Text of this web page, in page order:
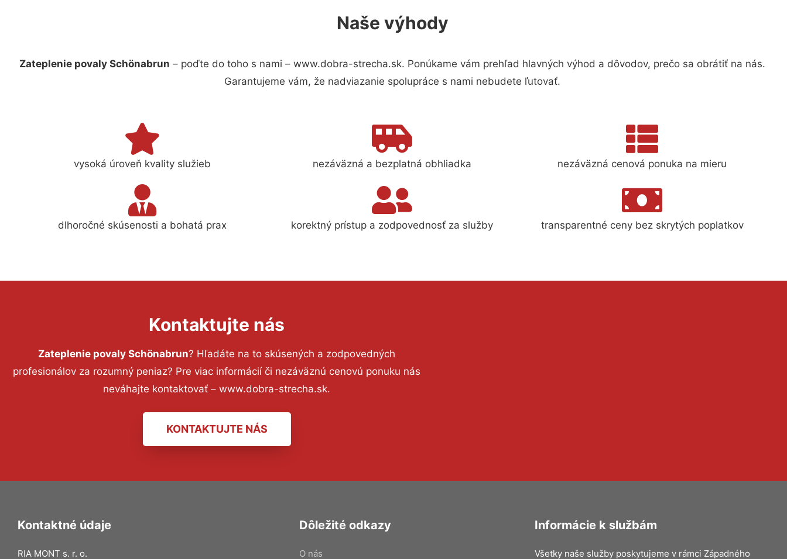
Naše výhody
Zateplenie povaly Schönabrun – poďte do toho s nami – www.dobra-strecha.sk. Ponúkame vám prehľad hlavných výhod a dôvodov, prečo sa obrátiť na nás.
Garantujeme vám, že nadviazanie spolupráce s nami nebudete ľutovať.
vysoká úroveň kvality služieb nezáväzná a bezplatná obhliadka nezáväzná cenová ponuka na mieru
dlhoročné skúsenosti a bohatá prax korektný prístup a zodpovednosť za služby transparentné ceny bez skrytých poplatkov
Kontaktujte nás
Zateplenie povaly Schönabrun? Hľadáte na to skúsených a zodpovedných
profesionálov za rozumný peniaz? Pre viac informácií či nezáväznú cenovú ponuku nás
neváhajte kontaktovať – www.dobra-strecha.sk.
KONTAKTUJTE NÁS
Kontaktné údaje
RIA MONT s. r. o.
Dôležité odkazy
O nás
Informácie k službám
Všetky naše služby poskytujeme v rámci Západného